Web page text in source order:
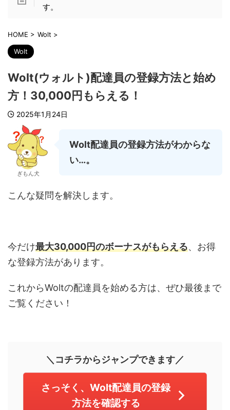
す。
HOME > Wolt >
Wolt
Wolt(ウォルト)配達員の登録方法と始め
方！30,000円もらえる！
2025年1月24日
ぎもん犬
Wolt配達員の登録方法がわからな
い…。
こんな疑問を解決します。
今だけ最大30,000円のボーナスがもらえる、お得
な登録方法があります。
これからWoltの配達員を始める方は、ぜひ最後まで
ご覧ください！
＼コチラからジャンプできます／
さっそく、Wolt配達員の登録
方法を確認する